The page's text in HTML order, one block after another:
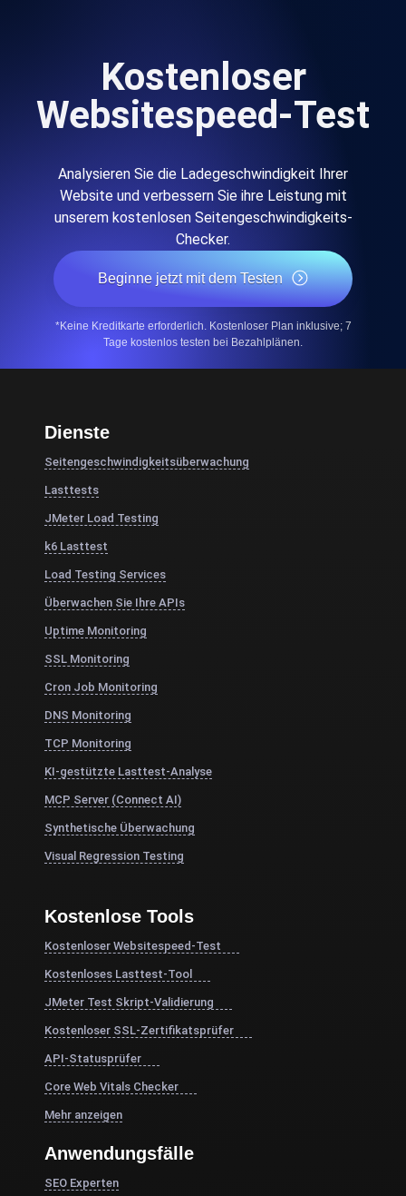
Kostenloser
Websitespeed-Test
Analysieren Sie die Ladegeschwindigkeit Ihrer
Website und verbessern Sie ihre Leistung mit
unserem kostenlosen Seitengeschwindigkeits-
Checker.
Beginne jetzt mit dem Testen
*Keine Kreditkarte erforderlich. Kostenloser Plan inklusive; 7
Tage kostenlos testen bei Bezahlplänen.
Dienste
Seitengeschwindigkeitsüberwachung
Lasttests
JMeter Load Testing
k6 Lasttest
Load Testing Services
Überwachen Sie Ihre APIs
Uptime Monitoring
SSL Monitoring
Cron Job Monitoring
DNS Monitoring
TCP Monitoring
KI-gestützte Lasttest-Analyse
MCP Server (Connect AI)
Synthetische Überwachung
Visual Regression Testing
Kostenlose Tools
Kostenloser Websitespeed-Test
Kostenloses Lasttest-Tool
JMeter Test Skript-Validierung
Kostenloser SSL-Zertifikatsprüfer
API-Statusprüfer
Core Web Vitals Checker
Mehr anzeigen
Anwendungsfälle
SEO Experten